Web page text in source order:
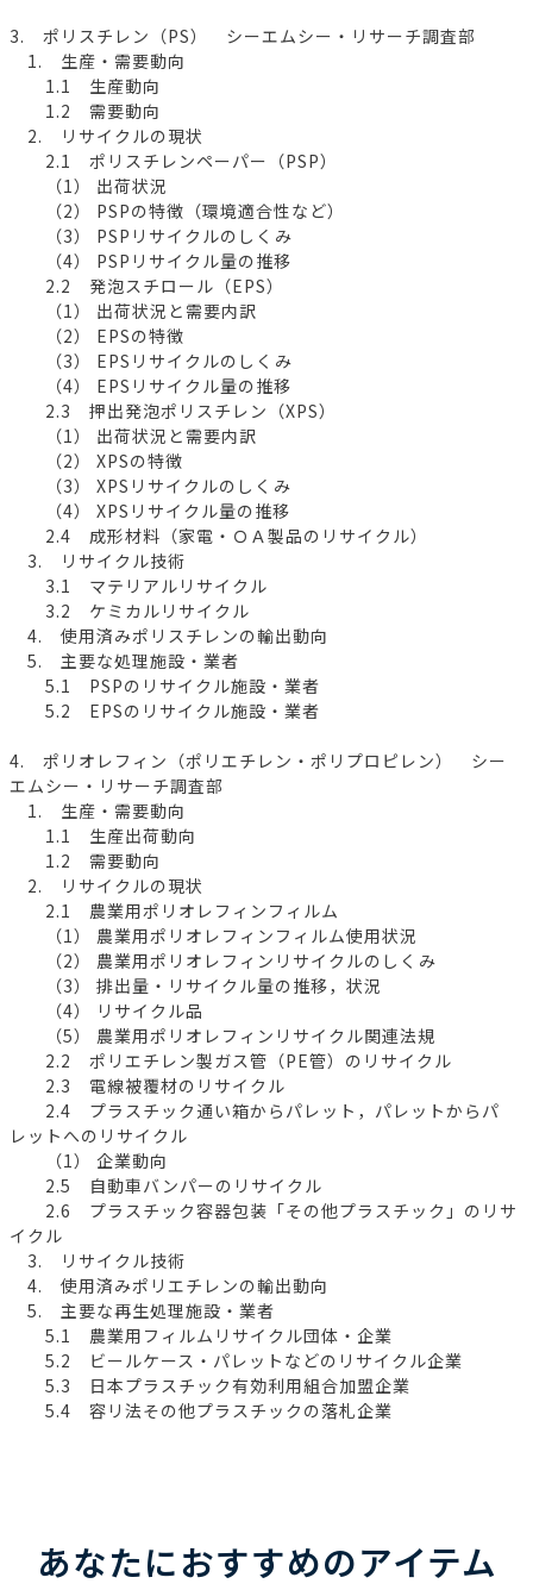
3. ポリスチレン（PS） シーエムシー・リサーチ調査部
1. 生産・需要動向
1.1 生産動向
1.2 需要動向
2. リサイクルの現状
2.1 ポリスチレンペーパー（PSP）
（1） 出荷状況
（2） PSPの特徴（環境適合性など）
（3） PSPリサイクルのしくみ
（4） PSPリサイクル量の推移
2.2 発泡スチロール（EPS）
（1） 出荷状況と需要内訳
（2） EPSの特徴
（3） EPSリサイクルのしくみ
（4） EPSリサイクル量の推移
2.3 押出発泡ポリスチレン（XPS）
（1） 出荷状況と需要内訳
（2） XPSの特徴
（3） XPSリサイクルのしくみ
（4） XPSリサイクル量の推移
2.4 成形材料（家電・ＯＡ製品のリサイクル）
3. リサイクル技術
3.1 マテリアルリサイクル
3.2 ケミカルリサイクル
4. 使用済みポリスチレンの輸出動向
5. 主要な処理施設・業者
5.1 PSPのリサイクル施設・業者
5.2 EPSのリサイクル施設・業者
4. ポリオレフィン（ポリエチレン・ポリプロピレン） シー
エムシー・リサーチ調査部
1. 生産・需要動向
1.1 生産出荷動向
1.2 需要動向
2. リサイクルの現状
2.1 農業用ポリオレフィンフィルム
（1） 農業用ポリオレフィンフィルム使用状況
（2） 農業用ポリオレフィンリサイクルのしくみ
（3） 排出量・リサイクル量の推移，状況
（4） リサイクル品
（5） 農業用ポリオレフィンリサイクル関連法規
2.2 ポリエチレン製ガス管（PE管）のリサイクル
2.3 電線被覆材のリサイクル
2.4 プラスチック通い箱からパレット，パレットからパ
レットへのリサイクル
（1） 企業動向
2.5 自動車バンパーのリサイクル
2.6 プラスチック容器包装「その他プラスチック」のリサ
イクル
3. リサイクル技術
4. 使用済みポリエチレンの輸出動向
5. 主要な再生処理施設・業者
5.1 農業用フィルムリサイクル団体・企業
5.2 ビールケース・パレットなどのリサイクル企業
5.3 日本プラスチック有効利用組合加盟企業
5.4 容リ法その他プラスチックの落札企業
あなたにおすすめのアイテム